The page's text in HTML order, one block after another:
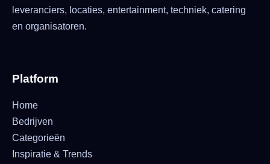
leveranciers, locaties, entertainment, techniek, catering
en organisatoren.
Platform
Home
Bedrijven
Categorieën
Inspiratie & Trends